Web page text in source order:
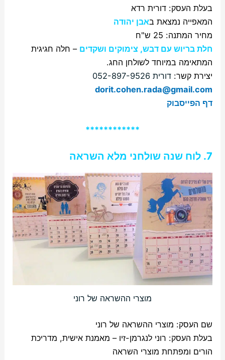
בעלת העסק: דורית רדא
המאפייה נמצאת באבן יהודה
מחיר המתנה: 25 ש"ח
חלת בריוש עם דבש, צימוקים ושקדים – חלה חגיגית
המתאימה במיוחד לשולחן החג.
יצירת קשר:דורית 052-897-9526
dorit.cohen.rada@gmail.com
דף הפייסבוק
************
7. לוח שנה שולחני מלא השראה
מוצרי ההשראה של רוני
שם העסק: מוצרי ההשראה של רוני
בעלת העסק: רוני לנגרמן-זיו – מאמנת אישית, מדריכת
הורים ומפתחת מוצרי השראה